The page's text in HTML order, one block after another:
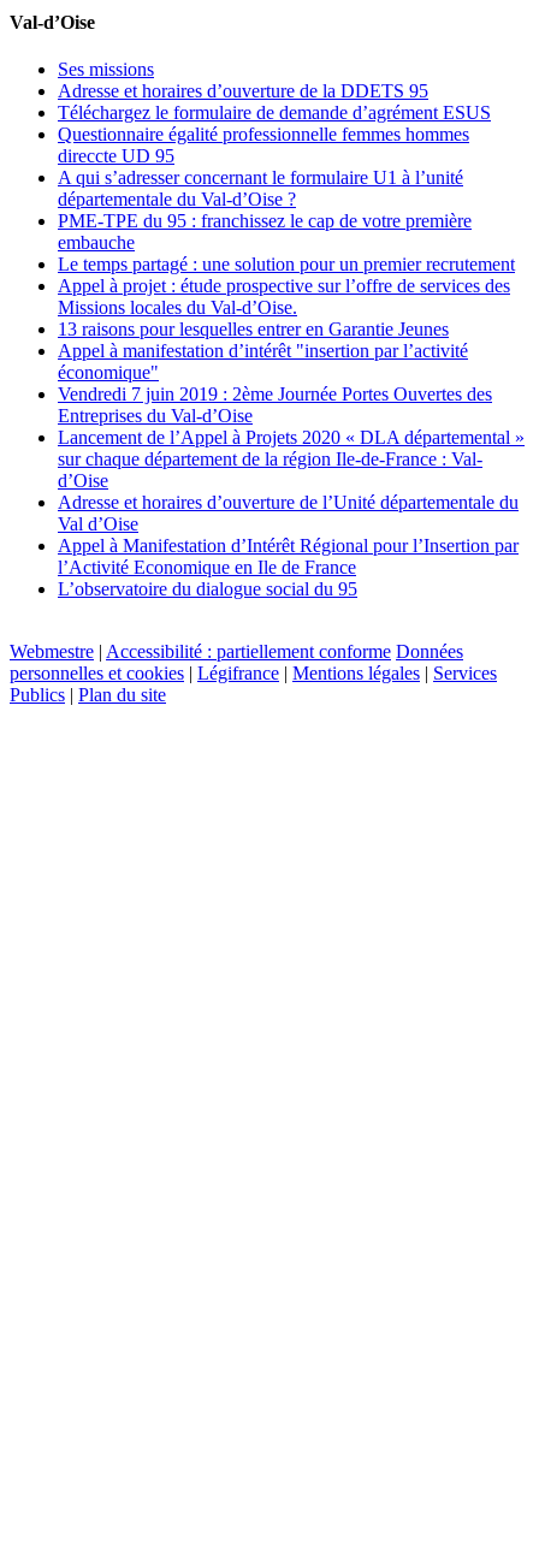
Val-d’Oise
Ses missions
Adresse et horaires d’ouverture de la DDETS 95
Téléchargez le formulaire de demande d’agrément ESUS
Questionnaire égalité professionnelle femmes hommes
direccte UD 95
A qui s’adresser concernant le formulaire U1 à l’unité
départementale du Val-d’Oise ?
PME-TPE du 95 : franchissez le cap de votre première
embauche
Le temps partagé : une solution pour un premier recrutement
Appel à projet : étude prospective sur l’offre de services des
Missions locales du Val-d’Oise.
13 raisons pour lesquelles entrer en Garantie Jeunes
Appel à manifestation d’intérêt "insertion par l’activité
économique"
Vendredi 7 juin 2019 : 2ème Journée Portes Ouvertes des
Entreprises du Val-d’Oise
Lancement de l’Appel à Projets 2020 « DLA départemental »
sur chaque département de la région Ile-de-France : Val-
d’Oise
Adresse et horaires d’ouverture de l’Unité départementale du
Val d’Oise
Appel à Manifestation d’Intérêt Régional pour l’Insertion par
l’Activité Economique en Ile de France
L’observatoire du dialogue social du 95
Webmestre | Accessibilité : partiellement conforme Données
personnelles et cookies | Légifrance | Mentions légales | Services
Publics | Plan du site